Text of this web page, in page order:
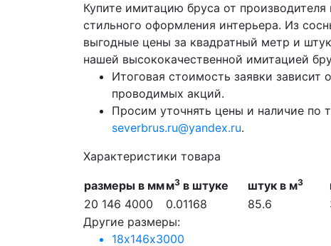
Купите имитацию бруса от
стильного оформления интерьера. Из
выгодные цены за квадратный метр и
нашей высококачественной имитацией
Итоговая стоимость заявки зависит
проводимых акций.
Просим уточнять цены и наличие по
severbrus.ru@yandex.ru.
Характеристики товара
размеры в ммм3 в штуке штук в м3
20 146 4000 0.01168 85.6
Другие размеры:
18х146х3000